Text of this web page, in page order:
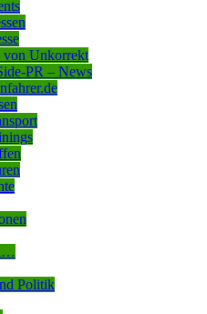
von Unkorrekt
PR – News
Politik